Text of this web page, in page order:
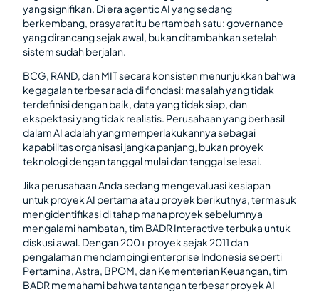
yang signifikan. Di era agentic AI yang sedang
berkembang, prasyarat itu bertambah satu: governance
yang dirancang sejak awal, bukan ditambahkan setelah
sistem sudah berjalan.
BCG, RAND, dan MIT secara konsisten menunjukkan bahwa
kegagalan terbesar ada di fondasi: masalah yang tidak
terdefinisi dengan baik, data yang tidak siap, dan
ekspektasi yang tidak realistis. Perusahaan yang berhasil
dalam AI adalah yang memperlakukannya sebagai
kapabilitas organisasi jangka panjang, bukan proyek
teknologi dengan tanggal mulai dan tanggal selesai.
Jika perusahaan Anda sedang mengevaluasi kesiapan
untuk proyek AI pertama atau proyek berikutnya, termasuk
mengidentifikasi di tahap mana proyek sebelumnya
mengalami hambatan, tim BADR Interactive terbuka untuk
diskusi awal. Dengan 200+ proyek sejak 2011 dan
pengalaman mendampingi enterprise Indonesia seperti
Pertamina, Astra, BPOM, dan Kementerian Keuangan, tim
BADR memahami bahwa tantangan terbesar proyek AI